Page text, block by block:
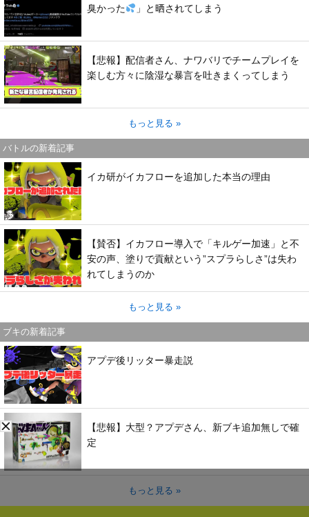
臭かった
」と晒されてしまう
【悲報】配信者さん、ナワバリでチームプレイを
楽しむ方々に陰湿な暴言を吐きまくってしまう
もっと見る »
バトルの新着記事
イカ研がイカフローを追加した本当の理由
【賛否】イカフロー導入で「キルゲー加速」と不
安の声、塗りで貢献という”スプラらしさ”は失わ
れてしまうのか
もっと見る »
ブキの新着記事
アプデ後リッター暴走説
【悲報】大型？アプデさん、新ブキ追加無しで確
定
もっと見る »